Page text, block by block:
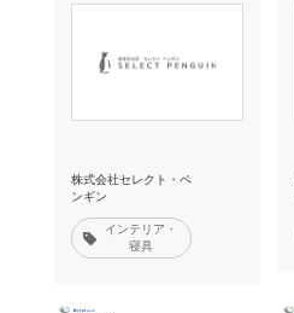
株式会社セレクト・ペ
ンギン
インテリア・
寝具